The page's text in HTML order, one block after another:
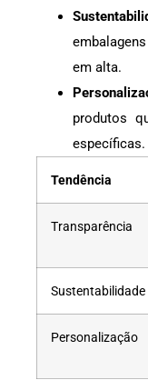
em alta.
produtos
específicas.
Tendência
Transparência
Sustentabilidade
Personalização